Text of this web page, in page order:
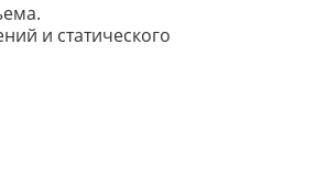
и статического